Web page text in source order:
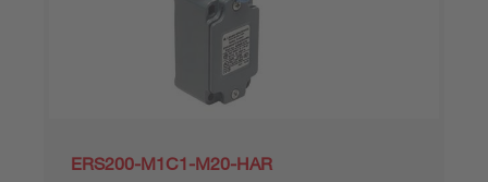
ERS200-M1C1-M20-HAR